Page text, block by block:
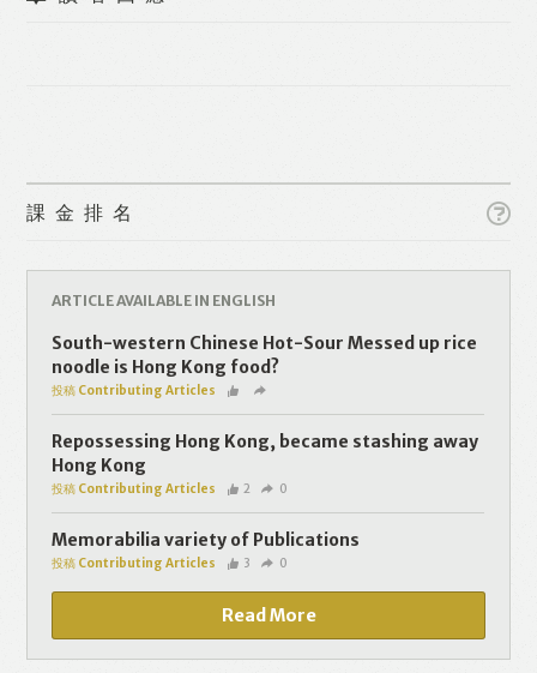
課金排名
ARTICLE AVAILABLE IN ENGLISH
South-western Chinese Hot-Sour Messed up rice
noodle is Hong Kong food?
投稿 Contributing Articles
Repossessing Hong Kong, became stashing away
Hong Kong
投稿 Contributing Articles 2 0
Memorabilia variety of Publications
投稿 Contributing Articles 3 0
Read More